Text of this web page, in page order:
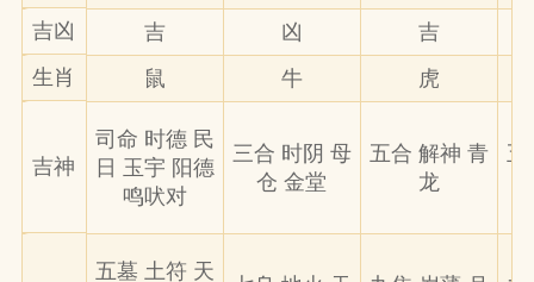
吉凶
吉 凶
吉
生肖
鼠 牛 虎
吉神
司命 时德 民
日 玉宇 阳德
鸣吠对
三合 时阴 母
仓 金堂
五合 解神 青
龙
五
五墓 土符 天